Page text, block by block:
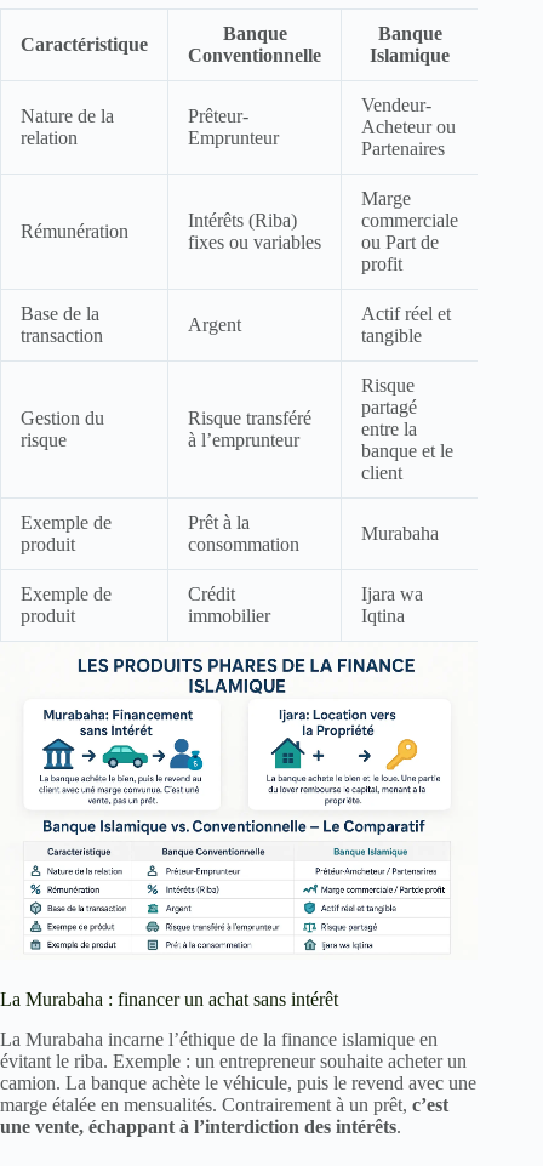
Caractéristique
Banque
Conventionnelle
Banque
Islamique
Nature de la
relation
Prêteur-
Emprunteur
Vendeur-
Acheteur ou
Partenaires
Rémunération
Intérêts (Riba)
fixes ou variables
Marge
commerciale
ou Part de
profit
Base de la
transaction
Argent
Actif réel et
tangible
Gestion du
risque
Risque transféré
à l’emprunteur
Risque
partagé
entre la
banque et le
client
Exemple de
produit
Prêt à la
consommation
Murabaha
Exemple de
produit
Crédit
immobilier
Ijara wa
Iqtina
La Murabaha : financer un achat sans intérêt
La Murabaha incarne l’éthique de la finance islamique en
évitant le riba. Exemple : un entrepreneur souhaite acheter un
camion. La banque achète le véhicule, puis le revend avec une
marge étalée en mensualités. Contrairement à un prêt, c’est
une vente, échappant à l’interdiction des intérêts.